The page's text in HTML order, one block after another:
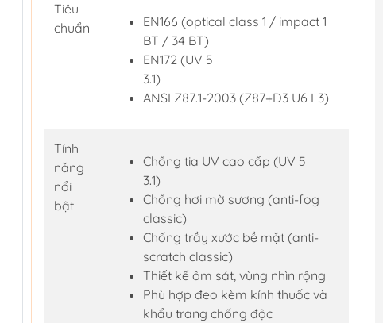
Tiêu
chuẩn
EN166 (optical class 1 / impact 1
BT / 34 BT)
EN172 (UV 5
3.1)
ANSI Z87.1-2003 (Z87+D3 U6 L3)
Tính
năng
nổi
bật
Chống tia UV cao cấp (UV 5
3.1)
Chống hơi mờ sương (anti-fog
classic)
Chống trầy xước bề mặt (anti-
scratch classic)
Thiết kế ôm sát, vùng nhìn rộng
Phù hợp đeo kèm kính thuốc và
khẩu trang chống độc